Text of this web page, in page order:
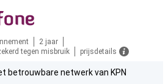
2 jaar
tegen misbruik
prijsdetails
betrouwbare netwerk van KPN